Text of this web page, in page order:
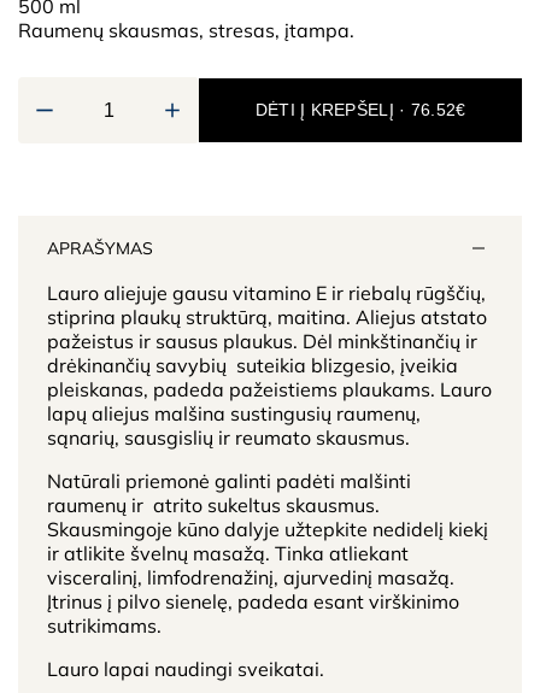
500 ml
Raumenų skausmas, stresas, įtampa.
DĖTI Į KREPŠELĮ · 76.52€
APRAŠYMAS
Lauro aliejuje gausu vitamino E ir riebalų rūgščių,
stiprina plaukų struktūrą, maitina. Aliejus atstato
pažeistus ir sausus plaukus. Dėl minkštinančių ir
drėkinančių savybių suteikia blizgesio, įveikia
pleiskanas, padeda pažeistiems plaukams. Lauro
lapų aliejus malšina sustingusių raumenų,
sąnarių, sausgislių ir reumato skausmus.
Natūrali priemonė galinti padėti malšinti
raumenų ir atrito sukeltus skausmus.
Skausmingoje kūno dalyje užtepkite nedidelį kiekį
ir atlikite švelnų masažą. Tinka atliekant
visceralinį, limfodrenažinį, ajurvedinį masažą.
Įtrinus į pilvo sienelę, padeda esant virškinimo
sutrikimams.
Lauro lapai naudingi sveikatai.